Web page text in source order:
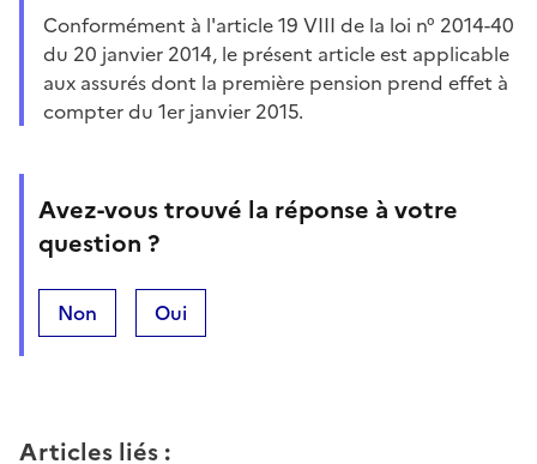
Conformément à l'article 19 VIII de la loi n° 2014-40
du 20 janvier 2014, le présent article est applicable
aux assurés dont la première pension prend effet à
compter du 1er janvier 2015.
Avez-vous trouvé la réponse à votre
question ?
Non Oui
Articles liés :